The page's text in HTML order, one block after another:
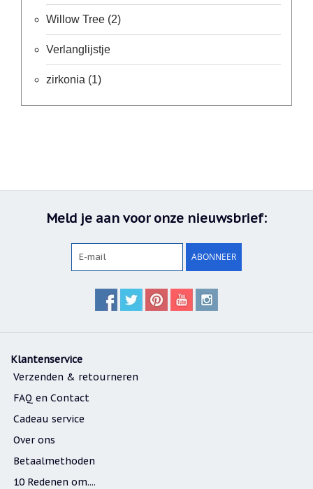
Willow Tree (2)
Verlanglijstje
zirkonia (1)
Meld je aan voor onze nieuwsbrief:
ABONNEER
Klantenservice
Verzenden & retourneren
FAQ en Contact
Cadeau service
Over ons
Betaalmethoden
10 Redenen om....